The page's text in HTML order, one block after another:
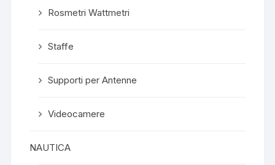
Rosmetri Wattmetri
Staffe
Supporti per Antenne
Videocamere
NAUTICA